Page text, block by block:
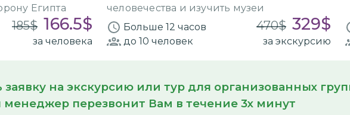
Египта
185$ 166.5$
за человека
человечества и изучить музеи
Больше 12 часов
470$ 329$
до 10 человек за экскурсию
на экскурсию или тур для организованных
перезвонит Вам в течение 3х минут